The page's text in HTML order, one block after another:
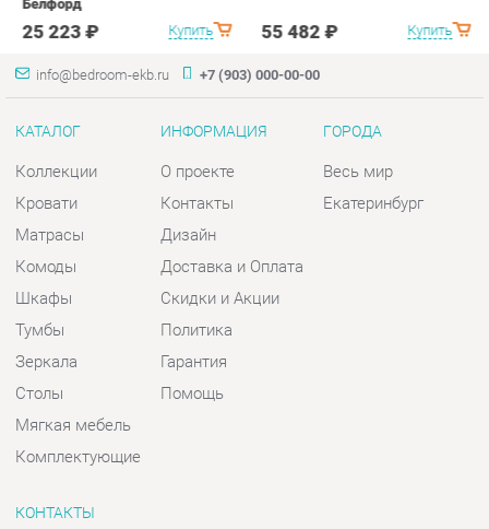
Матрасы
Шкафы
Тумбы
Зеркала
Столы
Мягкая мебель
Комплектующие
О проекте
Дизайн
Скидки и Акции
Политика
Гарантия
Помощь
Шоурум и склад самовывоза
Адрес: г. Екатеринбург, пер.
Часы работы: